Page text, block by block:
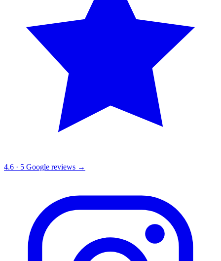
4.6 · 5 Google reviews →